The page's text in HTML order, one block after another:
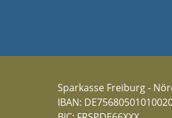
Sparkasse Freiburg -
IBAN: